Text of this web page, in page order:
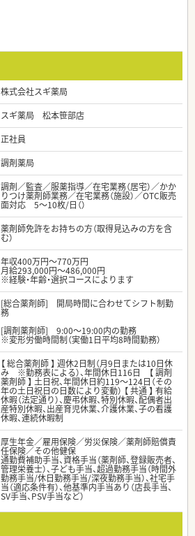
株式会社スギ薬局
スギ薬局 松本笹部店
正社員
調剤薬局
調剤／監査／服薬指導／在宅業務（居宅）／かか
りつけ薬剤師業務／在宅業務（施設）／OTC販売
面対応 5～10枚/日（）
薬剤師免許をお持ちの方（取得見込みの方を含
む）
年収400万円～770万円
月給293,000円～486,000円
※経験・年齢・選択コースによります
[総合薬剤師] 開局時間に合わせてシフト制勤
務
[調剤薬剤師] 9:00～19:00内の勤務
※変形労働時間制（実働1日平均8時間勤務）
【 総合薬剤師 】 週休2日制（月9日または10日休
み ※勤務表による）、年間休日116日 【 調剤
薬剤師 】 土日祝、年間休日約119～124日（その
年の土日祝日の日数により変動） 【 共通 】 有給
休暇（法定通り）、慶弔休暇、特別休暇、配偶者出
産特別休暇、出産育児休業、介護休業、子の看護
休暇、連続休暇制
厚生年金／雇用保険／労災保険／薬剤師賠償責
任保険／その他健保
通勤費補助手当、資格手当（薬剤師、登録販売者、
管理栄養士）、子ども手当、超過勤務手当（時間外
勤務手当/休日勤務手当/深夜勤務手当）、社宅手
当（適応条件有）、他基準内手当あり（店長手当、
SV手当、PSV手当など）